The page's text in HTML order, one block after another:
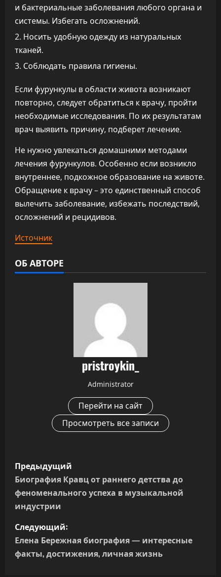
и бактериальные заболевания любого органа и
системы. Избегать осложнений.
Носить удобную одежду из натуральных
тканей.
Соблюдать правила гигиены.
Если фурункулы в области живота возникают
повторно, следует обратиться к врачу, пройти
необходимые исследования. По их результатам
врач выявить причину, подберет лечение.
Не нужно увлекаться домашними методами
лечения фурункулов. Особенно если возникло
внутреннее, подкожное образование на животе.
Обращение к врачу – это единственный способ
вылечить заболевание, избежать последствий,
осложнений и рецидивов.
Источник
ОБ АВТОРЕ
pristroykin_
Administrator
Перейти на сайт
Просмотреть все записи
Н
а
в
и
г
а
Предыдущий
Биография Кравц от раннего детства до
феноменального успеха в музыкальной
индустрии
Следующий:
Елена Бережная биография — интересные
факты, достижения, личная жизнь